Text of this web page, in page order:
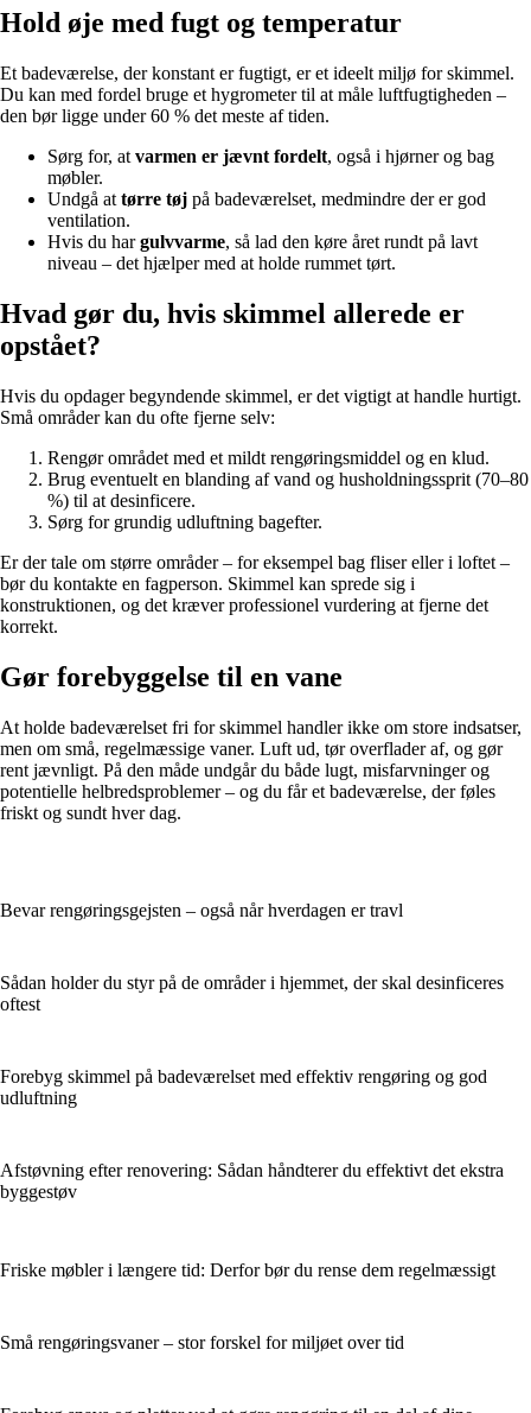
Hold øje med fugt og temperatur
Et badeværelse, der konstant er fugtigt, er et ideelt miljø for skimmel.
Du kan med fordel bruge et hygrometer til at måle luftfugtigheden –
den bør ligge under 60 % det meste af tiden.
Sørg for, at varmen er jævnt fordelt, også i hjørner og bag
møbler.
Undgå at tørre tøj på badeværelset, medmindre der er god
ventilation.
Hvis du hargulvvarme, så lad den køre året rundt på lavt
niveau – det hjælper med at holde rummet tørt.
Hvad gør du, hvis skimmel allerede er
opstået?
Hvis du opdager begyndende skimmel, er det vigtigt at handle hurtigt.
Små områder kan du ofte fjerne selv:
Rengør området med et mildt rengøringsmiddel og en klud.
Brug eventuelt en blanding af vand og husholdningssprit (70–80
%) til at desinficere.
Sørg for grundig udluftning bagefter.
Er der tale om større områder – for eksempel bag fliser eller i loftet –
bør du kontakte en fagperson. Skimmel kan sprede sig i
konstruktionen, og det kræver professionel vurdering at fjerne det
korrekt.
Gør forebyggelse til en vane
At holde badeværelset fri for skimmel handler ikke om store indsatser,
men om små, regelmæssige vaner. Luft ud, tør overflader af, og gør
rent jævnligt. På den måde undgår du både lugt, misfarvninger og
potentielle helbredsproblemer – og du får et badeværelse, der føles
friskt og sundt hver dag.
Bevar rengøringsgejsten – også når hverdagen er travl
Sådan holder du styr på de områder i hjemmet, der skal desinficeres
oftest
Forebyg skimmel på badeværelset med effektiv rengøring og god
udluftning
Afstøvning efter renovering: Sådan håndterer du effektivt det ekstra
byggestøv
Friske møbler i længere tid: Derfor bør du rense dem regelmæssigt
Små rengøringsvaner – stor forskel for miljøet over tid